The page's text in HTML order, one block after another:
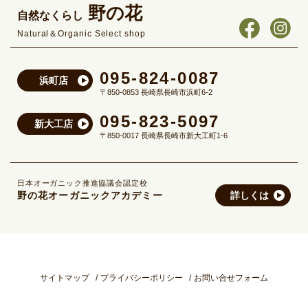
自然なくらし 野の花
Natural＆Organic Select shop
浜町店 095-824-0087
〒850-0853 長崎県長崎市浜町6-2
新大工店 095-823-5097
〒850-0017 長崎県長崎市新大工町1-6
日本オーガニック推進協議会認定校
野の花オーガニックアカデミー 詳しくは
サイトマップ プライバシーポリシー お問い合せフォーム